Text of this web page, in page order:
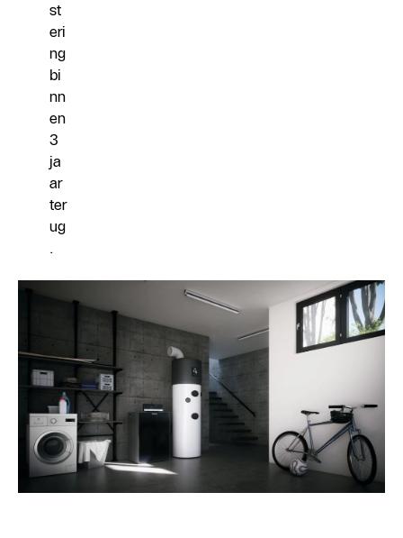
st
eri
ng
bi
nn
en
3
ja
ar
ter
ug
.